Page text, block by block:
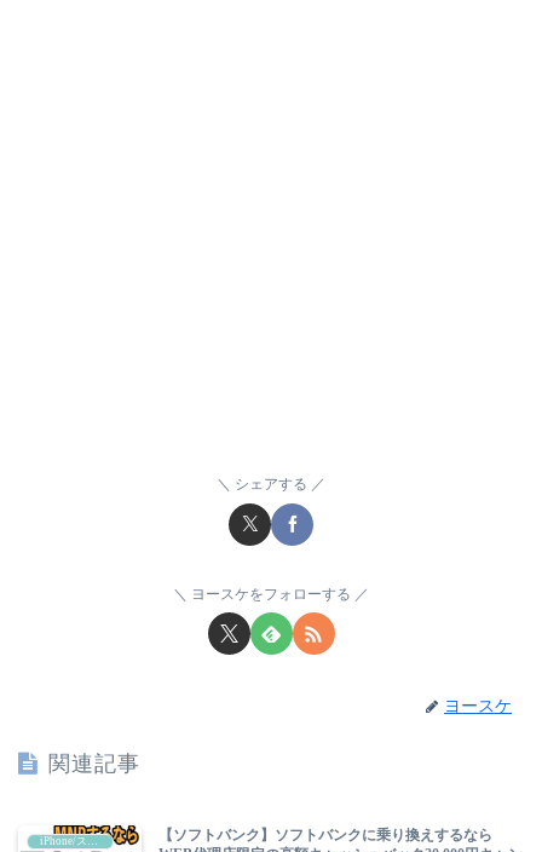
シェアする
ヨースケをフォローする
ヨースケ
関連記事
iPhone/スマートフォン
【ソフトバンク】ソフトバンクに乗り換えするなら